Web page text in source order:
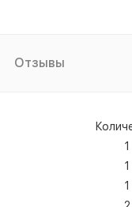
Отзывы
1
1
1